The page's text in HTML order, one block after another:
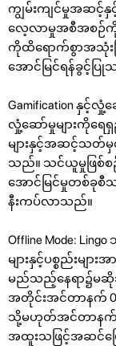
ကျွမ်းကျင်မှုအဆင့်နှင့်
လေ့လာမှုအစီအစဉ်
ကိုထိရောက်စွာအသုံး
အောင်မြင်ရန်ခွင့်ပြု
Gamification နှင့်
လှုံ့ဆော်မှုများကိုရေ
များနှင့်အဆင့်သတ်မှ
သည်။ သင်ယူမှုဖြစ်စ
အောင်မြင်မှုတစ်ခုစီ
နီးကပ်လာသည်။
Offline Mode:
များနှင့်ပစ္စည်းမျ
မည်သည့်နေရာ၌မ
အတိုင်းအင်တာနက် 0
သို့မဟုတ်အင်တာနက်
အထူးသဖြင့်အဆင်ပ